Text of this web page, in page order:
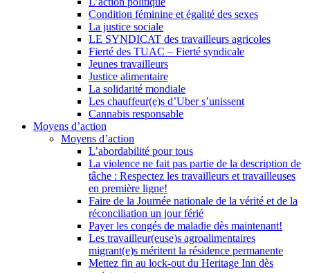
Condition féminine et égalité des sexes
La justice sociale
LE SYNDICAT des travailleurs agricoles
Fierté des TUAC – Fierté syndicale
Jeunes travailleurs
Justice alimentaire
La solidarité mondiale
Les chauffeur(e)s d’Uber s’unissent
Cannabis responsable
Moyens d’action
Moyens d’action
L’abordabilité pour tous
La violence ne fait pas partie de la description de
tâche : Respectez les travailleurs et travailleuses
en première ligne!
Faire de la Journée nationale de la vérité et de la
réconciliation un jour férié
Payer les congés de maladie dès maintenant!
Les travailleur(euse)s agroalimentaires
migrant(e)s méritent la résidence permanente
Mettez fin au lock-out du Heritage Inn dès